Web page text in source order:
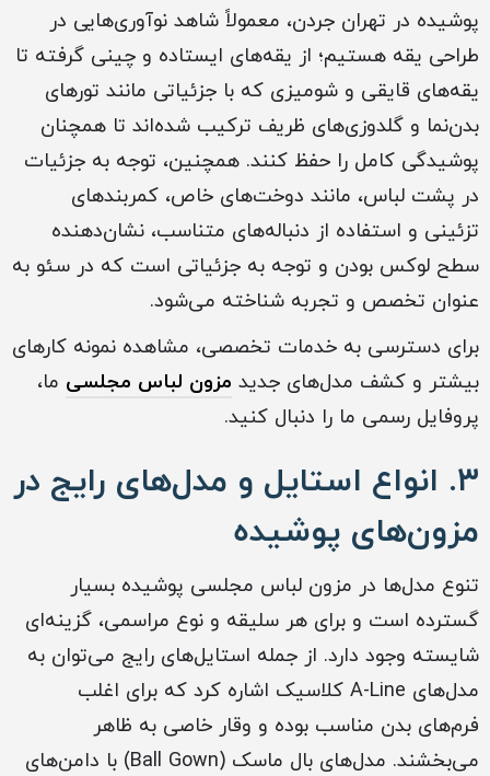
پوشیده در تهران جردن، معمولاً شاهد نوآوری‌هایی در
طراحی یقه هستیم؛ از یقه‌های ایستاده و چینی گرفته تا
یقه‌های قایقی و شومیزی که با جزئیاتی مانند تورهای
بدن‌نما و گلدوزی‌های ظریف ترکیب شده‌اند تا همچنان
پوشیدگی کامل را حفظ کنند. همچنین، توجه به جزئیات
در پشت لباس، مانند دوخت‌های خاص، کمربندهای
تزئینی و استفاده از دنباله‌های متناسب، نشان‌دهنده
سطح لوکس بودن و توجه به جزئیاتی است که در سئو به
عنوان تخصص و تجربه شناخته می‌شود.
برای دسترسی به خدمات تخصصی، مشاهده نمونه‌ کارهای
بیشتر و کشف مدل‌های جدید مزون لباس مجلسی ما،
پروفایل رسمی ما را دنبال کنید.
۳. انواع استایل و مدل‌های رایج در
مزون‌های پوشیده
تنوع مدل‌ها در مزون لباس مجلسی پوشیده بسیار
گسترده است و برای هر سلیقه و نوع مراسمی، گزینه‌ای
شایسته وجود دارد. از جمله استایل‌های رایج می‌توان به
مدل‌های A-Line کلاسیک اشاره کرد که برای اغلب
فرم‌های بدن مناسب بوده و وقار خاصی به ظاهر
می‌بخشند. مدل‌های بال ماسک (Ball Gown) با دامن‌های